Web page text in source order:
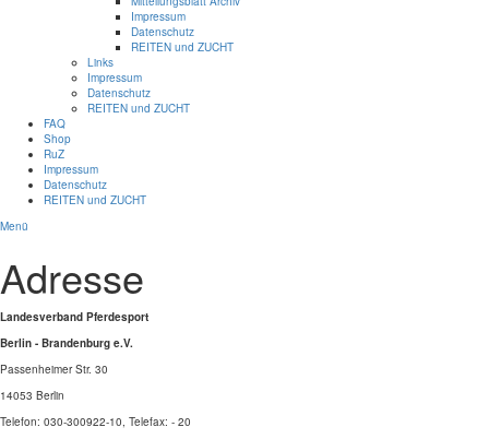
Impressum
Datenschutz
REITEN und ZUCHT
Links
Impressum
Datenschutz
REITEN und ZUCHT
FAQ
Shop
RuZ
Impressum
Datenschutz
REITEN und ZUCHT
Menü
Adresse
Landesverband Pferdesport
Berlin - Brandenburg e.V.
Passenheimer Str. 30
14053 Berlin
Telefon: 030-300922-10, Telefax: - 20